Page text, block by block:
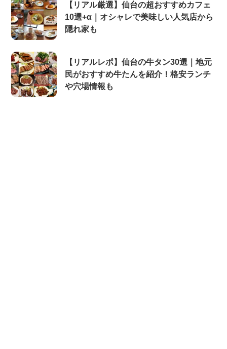
【リアル厳選】仙台の超おすすめカフェ
10選+α｜オシャレで美味しい人気店から
隠れ家も
【リアルレポ】仙台の牛タン30選｜地元
民がおすすめ牛たんを紹介！格安ランチ
や穴場情報も